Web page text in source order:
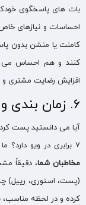
بات های پاسخگوی
احساسات و نیازهای
کامنت یا منشن بدون
کنند و هم احساس می
افزایش رضایت مشتری
۶. زمان بندی و انتشار استراتژیک محتوا
۷ برابری در ویو دارد؟ ما با استفاده از
مخاطبان شما، دقیقاً
(پست، استوری، رییل)
کرده و در لحظه مناسب،